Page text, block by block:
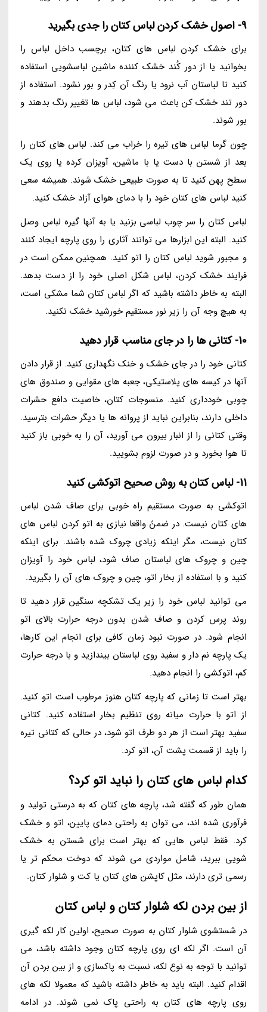
9- اصول خشک کردن لباس کتان را جدی بگیرید
برای خشک کردن لباس های کتان، برچسب داخل لباس را
بخوانید یا از دور کُند خشک کننده ماشین لباسشویی استفاده
کنید تا لباستان آب نرود یا رنگ آن کِدر و بور نشود. استفاده از
دور تند خشک کن باعث می شود، لباس ها تغییر رنگ بدهند و
بور شوند.
چون گرما لباس های تیره را خراب می کند. لباس های کتان را
بعد از شستن با دست یا با ماشین، آویزان کرده یا روی یک
سطح پهن کنید تا به صورت طبیعی خشک شوند. همیشه سعی
کنید لباس های کتان خود را با دمای هوای آزاد خشک کنید.
لباس کتان را سر چوب لباسی بزنید یا به آنها گیره لباس وصل
کنید. البته این ابزارها می توانند آثاری را روی پارچه ایجاد کنند
و مجبور شوید لباس کتان را اتو کنید. همچنین ممکن است در
فرایند خشک کردن، لباس شکل اصلی خود را از دست بدهد.
البته به خاطر داشته باشید که اگر لباس کتان شما مشکی است،
به هیچ وجه آن را زیر نور مستقیم خورشید خشک نکنید.
10- کتانی ها را در جای مناسب قرار دهید
کتانی خود را در جای خشک و خنک نگهداری کنید. از قرار دادن
آنها در کیسه های پلاستیکی، جعبه های مقوایی و صندوق های
چوبی خودداری کنید. منسوجات کتان، خاصیت دافع حشرات
داخلی دارند، بنابراین نباید از پروانه ها یا دیگر حشرات بترسید.
وقتی کتانی را از انبار بیرون می آورید، آن را به خوبی باز کنید
تا هوا بخورد و در صورت لزوم بشویید.
11- لباس کتان به روش صحیح اتوکشی کنید
اتوکشی به صورت مستقیم راه خوبی برای صاف شدن لباس
های کتان نیست. در ضمنً واقعا نیازی به اتو کردن لباس های
کتان نیست، مگر اینکه زیادی چروک شده باشند. برای اینکه
چین و چروک های لباستان صاف شود، لباس خود را آویزان
کنید و با استفاده از بخار اتو، چین و چروک های آن را بگیرید.
می توانید لباس خود را زیر یک تشکچه سنگین قرار دهید تا
روند پرس کردن و صاف شدن بدون درجه حرارت بالای اتو
انجام شود. در صورت نبود زمان کافی برای انجام این کارها،
یک پارچه نم دار و سفید روی لباستان بیندازید و با درجه حرارت
کم، اتوکشی را انجام دهید.
بهتر است تا زمانی که پارچه کتان هنوز مرطوب است اتو کنید.
از اتو با حرارت میانه روی تنظیم بخار استفاده کنید. کتانی
سفید بهتر است از هر دو طرف اتو شود، در حالی که کتانی تیره
را باید از قسمت پشت آن، اتو کرد.
کدام لباس های کتان را نباید اتو کرد؟
همان طور که گفته شد، پارچه های کتان که به درستی تولید و
فرآوری شده اند، می توان به راحتی دمای پایین، اتو و خشک
کرد. فقط لباس هایی که بهتر است برای شستن به خشک
شویی ببرید، شامل مواردی می شوند که دوخت محکم تر یا
رسمی تری دارند، مثل کاپشن های کتان یا کت و شلوار کتان.
از بین بردن لکه شلوار کتان و لباس کتان
در شستشوی شلوار کتان به صورت صحیح، اولین کار لکه گیری
آن است. اگر لکه ای روی پارچه کتان وجود داشته باشد، می
توانید با توجه به نوع لکه، نسبت به پاکسازی و از بین بردن آن
اقدام کنید. البته باید به خاطر داشته باشید که معمولا لکه های
روی پارچه های کتان به راحتی پاک نمی شوند. در ادامه